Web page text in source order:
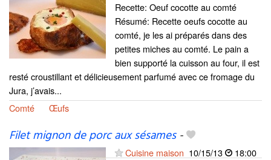
Recette: Oeuf cocotte au comté
Résumé: Recette oeufs cocotte au
comté, je les ai préparés dans des
petites miches au comté. Le pain a
bien supporté la cuisson au four, il est
resté croustillant et délicieusement parfumé avec ce fromage du
Jura, j’avais...
Comté
Œufs
Filet mignon de porc aux sésames-
Cuisine maison 10/15/13
18:00